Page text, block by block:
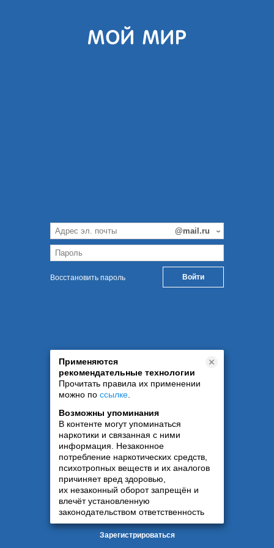
Восстановить пароль
Применяются
рекомендательные технологии
Прочитать правила их применении
можно по ссылке
Возможны упоминания
В контенте могут упоминаться
наркотики и связанная с ними
информация. Незаконное
потребление наркотических средств,
психотропных веществ и их аналогов
причиняет вред здоровью,
их незаконный оборот запрещён и
влечёт установленную
законодательством ответственность
Зарегистрироваться